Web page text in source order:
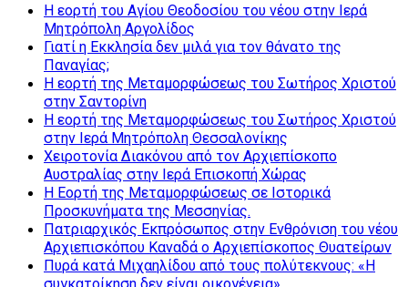
Η εορτή του Αγίου Θεοδοσίου του νέου στην Ιερά
Μητρόπολη Αργολίδος
Γιατί η Εκκλησία δεν μιλά για τον θάνατο της
Παναγίας;
Η εορτή της Μεταμορφώσεως του Σωτήρος Χριστού
στην Σαντορίνη
Η εορτή της Μεταμορφώσεως του Σωτήρος Χριστού
στην Ιερά Μητρόπολη Θεσσαλονίκης
Χειροτονία Διακόνου από τον Αρχιεπίσκοπο
Αυστραλίας στην Ιερά Επισκοπή Χώρας
Η Εορτή της Μεταμορφώσεως σε Ιστορικά
Προσκυνήματα της Μεσσηνίας.
Πατριαρχικός Εκπρόσωπος στην Ενθρόνιση του νέου
Αρχιεπισκόπου Καναδά ο Αρχιεπίσκοπος Θυατείρων
Πυρά κατά Μιχαηλίδου από τους πολύτεκνους: «Η